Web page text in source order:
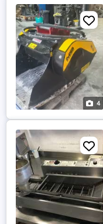
4